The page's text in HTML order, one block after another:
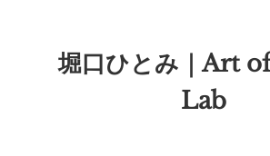
堀口ひとみ｜Art
Lab